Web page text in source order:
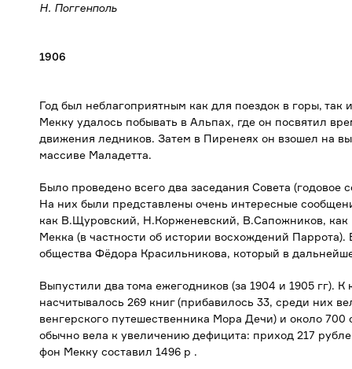
Н. Поггенполь
1906
Год был неблагоприятным как для поездок в горы,
Мекку удалось побывать в Альпах, где он посвятил
движения ледников. Затем в Пиренеях он взошел на
массиве Маладетта.
Было проведено всего два заседания Совета
На них были представлены очень интересные
как В.Щуровский, Н.Корженевский, В.Сапожников,
Мекка (в частности об истории восхождений
общества Фёдора Красильникова, который в
Выпустили два тома ежегодников (за 1904 и 1905 гг).
насчитывалось 269 книг (прибавилось 33, среди них
венгерского путешественника Мора Дечи) и около
обычно вела к увеличению дефицита: приход 217
фон Мекку составил 1496 р .